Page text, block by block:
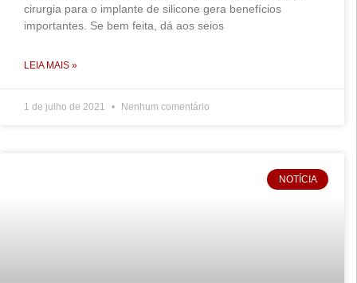
cirurgia para o implante de silicone gera benefícios
importantes. Se bem feita, dá aos seios
LEIA MAIS »
1 de julho de 2021 Nenhum comentário
NOTÍCIA